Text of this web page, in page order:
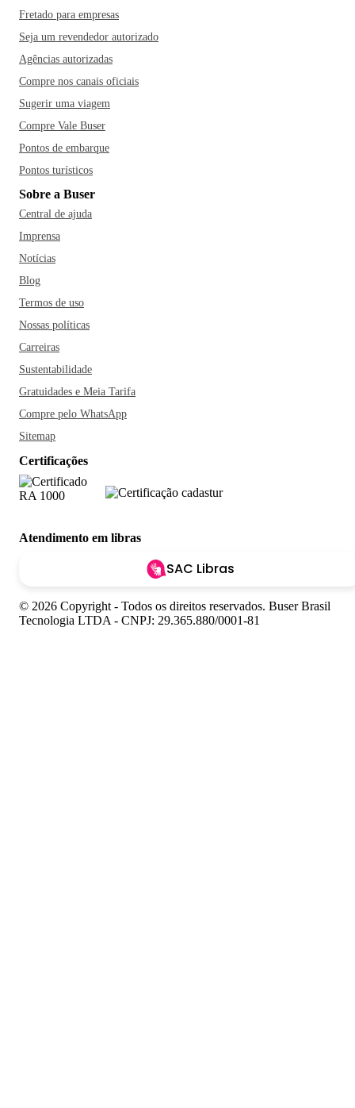
Fretado para empresas
Seja um revendedor autorizado
Agências autorizadas
Compre nos canais oficiais
Sugerir uma viagem
Compre Vale Buser
Pontos de embarque
Pontos turísticos
Sobre a Buser
Central de ajuda
Imprensa
Notícias
Blog
Termos de uso
Nossas políticas
Carreiras
Sustentabilidade
Gratuidades e Meia Tarifa
Compre pelo WhatsApp
Sitemap
Certificações
Atendimento em libras
SAC Libras
© 2026 Copyright - Todos os direitos reservados. Buser Brasil
Tecnologia LTDA - CNPJ: 29.365.880/0001-81